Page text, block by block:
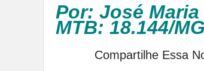
Por: José
MTB: 18.144/
Compartilhe Essa